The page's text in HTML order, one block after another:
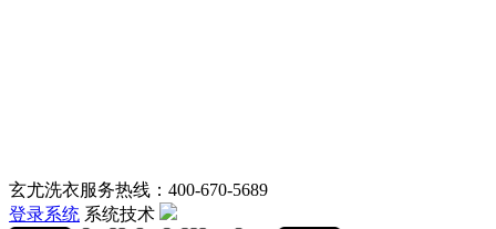
玄尤洗衣服务热线：400-670-5689
登录系统 系统技术